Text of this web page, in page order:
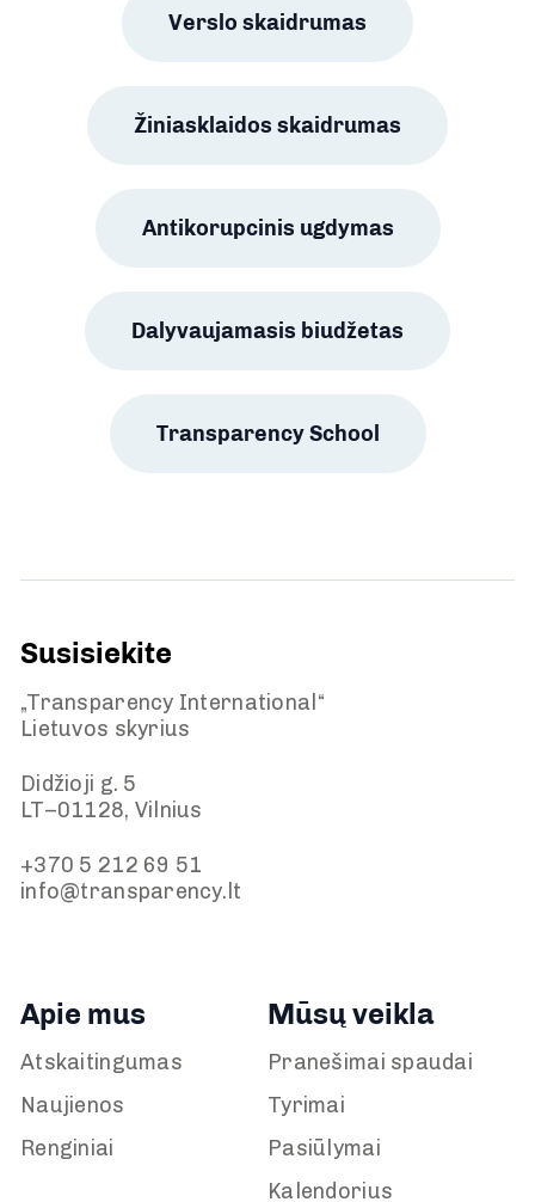
Verslo skaidrumas
Žiniasklaidos skaidrumas
Antikorupcinis ugdymas
Dalyvaujamasis biudžetas
Transparency School
Susisiekite
„Transparency International“
Lietuvos skyrius
Didžioji g. 5
LT–01128, Vilnius
+370 5 212 69 51
info@transparency.lt
Apie mus
Atskaitingumas
Naujienos
Renginiai
Mūsų veikla
Pranešimai spaudai
Tyrimai
Pasiūlymai
Kalendorius